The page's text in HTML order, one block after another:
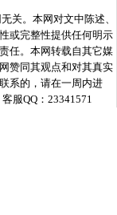
关。本网对文中陈述、
或完整性提供任何明示
任。本网转载自其它媒
赞同其观点和对其真实
系的，请在一周内进
服QQ：23341571